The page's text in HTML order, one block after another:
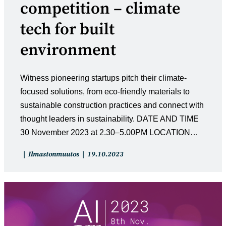
competition – climate
tech for built
environment
Witness pioneering startups pitch their climate-
focused solutions, from eco-friendly materials to
sustainable construction practices and connect with
thought leaders in sustainability. DATE AND TIME
30 November 2023 at 2.30–5.00PM LOCATION…
Artikkelin
Ilmastonmuutos
Artikkeli
19.10.2023